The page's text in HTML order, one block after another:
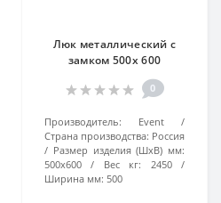
Люк металлический с
замком 500х 600
0
Производитель:
Event
Страна производства: Россия
Размер изделия (ШхВ) мм:
500х600
Вес кг:
2450
Ширина мм: 500